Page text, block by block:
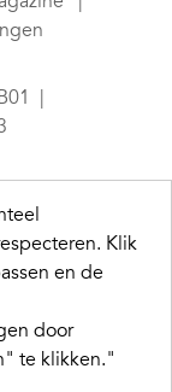
Klik
en de
door
te klikken."